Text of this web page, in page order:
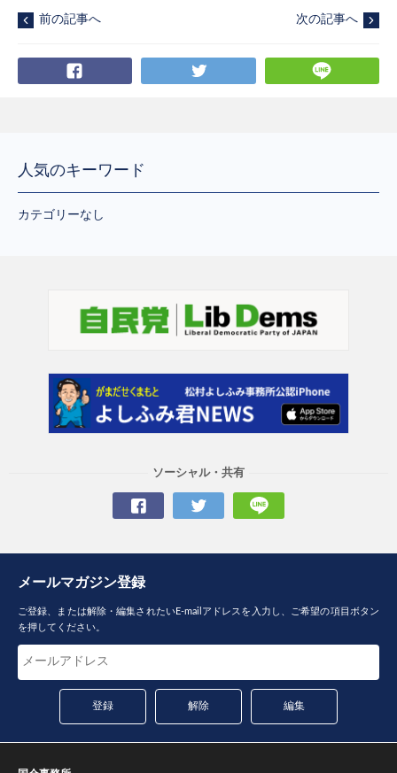
前の記事へ 次の記事へ
人気のキーワード
カテゴリーなし
ソーシャル・共有
メールマガジン登録
ご登録、または解除・編集されたいE-mailアドレスを入力し、ご希望の項目ボタン
を押してください。